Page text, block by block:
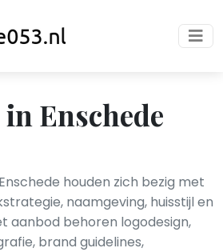
Enschede
houden zich bezig met
naamgeving, huisstijl en
aanbod behoren logodesign,
brand guidelines,